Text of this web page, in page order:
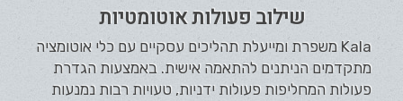
שילוב פעולות אוטומטיות
Kala משפרת ומייעלת תהליכים עסקיים עם כלי אוטומציה
מתקדמים הניתנים להתאמה אישית. באמצעות הגדרת
פעולות המחליפות פעולות ידניות, טעויות רבות נמנעות